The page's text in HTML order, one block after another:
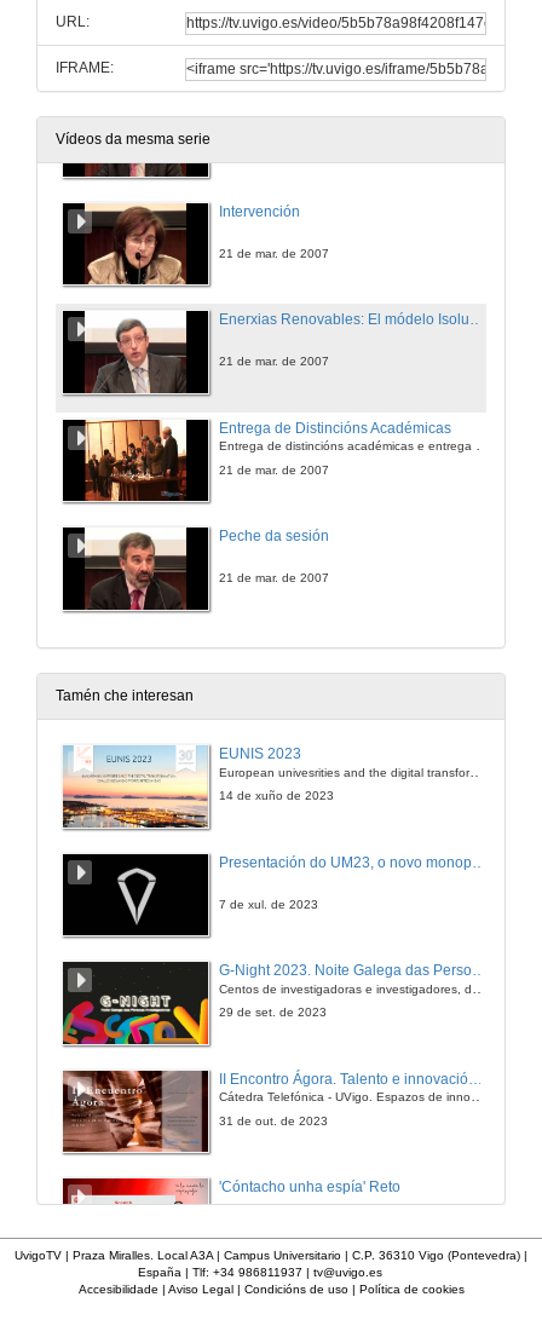
URL:
IFRAME:
Vídeos da mesma serie
21 de mar. de 2007
Intervención
21 de mar. de 2007
Enerxias Renovables: El módelo Isolux Corsán
21 de mar. de 2007
Entrega de Distincións Académicas
Entrega de distincións académicas e entrega de diplomas ós alumnos do último curso de Enxeñaría Industrial no 2007
21 de mar. de 2007
Peche da sesión
21 de mar. de 2007
Tamén che interesan
EUNIS 2023
European univesrities and the digital transformation: challenges and opportunities ahead
14 de xuño de 2023
7 de xul. de 2023
G-Night 2023. Noite Galega das Persoas Investigadoras. Conciencias creativas
29 de set. de 2023
Cátedra Telefónica - UVigo. Espazos de innovación
31 de out. de 2023
'Cóntacho unha espía' Reto
'Cóntacho unha espía' Criptografía
UvigoTV | Praza Miralles. Local A3A | Campus Universitario | C.P. 36310 Vigo (Pontevedra) |
España | Tlf: +34 986811937 | tv@uvigo.es
Accesibilidade | Aviso Legal| Condicións de uso| Política de cookies